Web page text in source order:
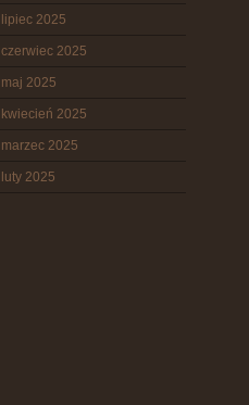
lipiec 2025
czerwiec 2025
maj 2025
kwiecień 2025
marzec 2025
luty 2025